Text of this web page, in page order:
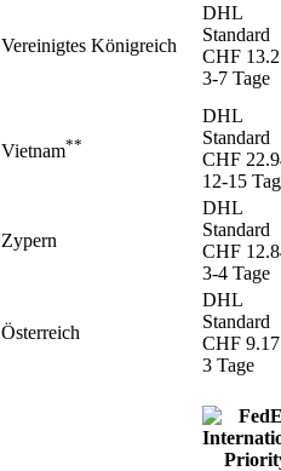
Vereinigtes Königreich
DHL
Standard
CHF
3-7 Tage
Vietnam**
DHL
Standard
CHF
12-15
Zypern
DHL
Standard
CHF
3-4 Tage
Österreich
DHL
Standard
CHF 9.17
3 Tage